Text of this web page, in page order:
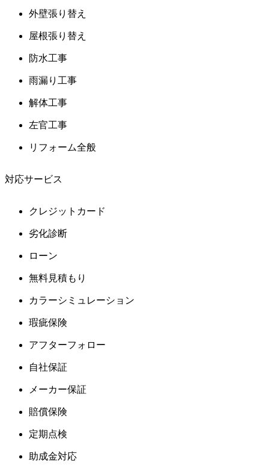
外壁張り替え
屋根張り替え
防水工事
雨漏り工事
解体工事
左官工事
リフォーム全般
対応サービス
クレジットカード
劣化診断
ローン
無料見積もり
カラーシミュレーション
瑕疵保険
アフターフォロー
自社保証
メーカー保証
賠償保険
定期点検
助成金対応